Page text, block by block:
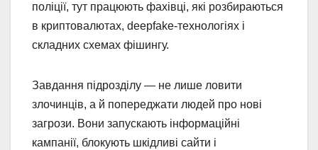
поліції, тут працюють фахівці, які розбираються
в криптовалютах, deepfake-технологіях і
складних схемах фішингу.
Завдання підрозділу — не лише ловити
злочинців, а й попереджати людей про нові
загрози. Вони запускають інформаційні
кампанії, блокують шкідливі сайти і